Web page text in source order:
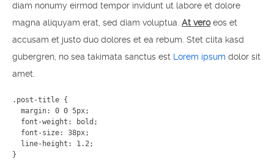
diam nonumy eirmod tempor invidunt ut labore et dolore
magna aliquyam erat, sed diam voluptua. At veroeos et
accusam et justo duo dolores et ea rebum. Stet clita kasd
gubergren, no sea takimata sanctus est Lorem ipsum dolor sit
amet.
.post-title {
  margin: 0 0 5px;
  font-weight: bold;
  font-size: 38px;
  line-height: 1.2;
}